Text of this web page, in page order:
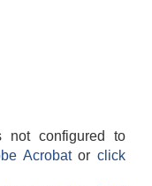
not configured to
Acrobatorclick